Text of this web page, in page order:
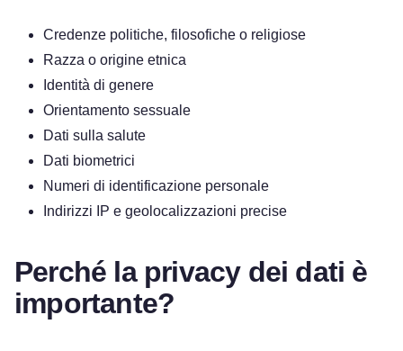
Credenze politiche, filosofiche o religiose
Razza o origine etnica
Identità di genere
Orientamento sessuale
Dati sulla salute
Dati biometrici
Numeri di identificazione personale
Indirizzi IP e geolocalizzazioni precise
Perché la privacy dei dati è
importante?